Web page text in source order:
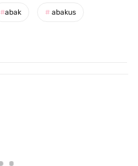
#abak # abakus